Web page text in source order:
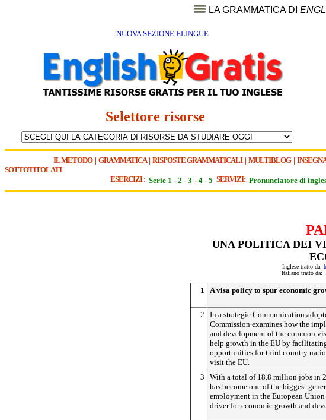
LA GRAMMATICA DI
NUOVA SEZIONE ELINGUE
Selettore risorse
IL METODO| GRAMMATICA| RISPOSTE GRAMMATICALI| MULTIBLOG|
SOTTOTITOLATI
ESERCIZI : Serie 1 - 2 - 3 - 4 - 5 SERVIZI: Pronunciatore di
UNA POLITICA DEI
Inglese tratto da:
Italiano tratto da:
1 A visa policy to spur economic
2
In a strategic Communication
Commission examines how the
and development of the common
help growth in the EU by
opportunities for third country
visit the EU.
3
With a total of 18.8 million jobs in
has become one of the biggest
employment in the European Union
driver for economic growth and